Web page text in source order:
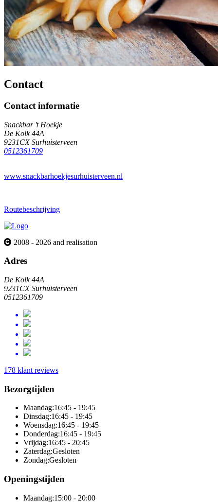
Contact
Contact informatie
Snackbar 't Hoekje
De Kolk 44A
9231CX Surhuisterveen
0512361709
www.snackbarhoekjesurhuisterveen.nl
Routebeschrijving
2008 - 2026 and realisation
Adres
De Kolk 44A
9231CX Surhuisterveen
0512361709
178 klant reviews
Bezorgtijden
Maandag:16:45 - 19:45
Dinsdag:16:45 - 19:45
Woensdag:16:45 - 19:45
Donderdag:16:45 - 19:45
Vrijdag:16:45 - 20:45
Zaterdag:Gesloten
Zondag:Gesloten
Openingstijden
Maandag:15:00 - 20:00